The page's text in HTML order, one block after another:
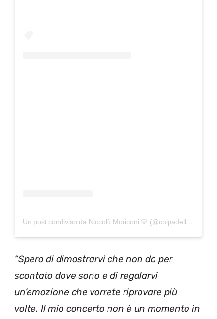
Un post condiviso da Niccolò Moriconi 💛 (@colpadellefavole_)
“Spero di dimostrarvi che non do per
scontato dove sono e di regalarvi
un’emozione che vorrete riprovare più
volte. Il mio concerto non è un momento in